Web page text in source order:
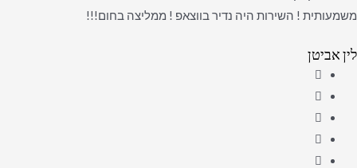
משמעותית ! השירות היה נדיר בווצאפ ! ממליצה בחום!!!
לין אביטן